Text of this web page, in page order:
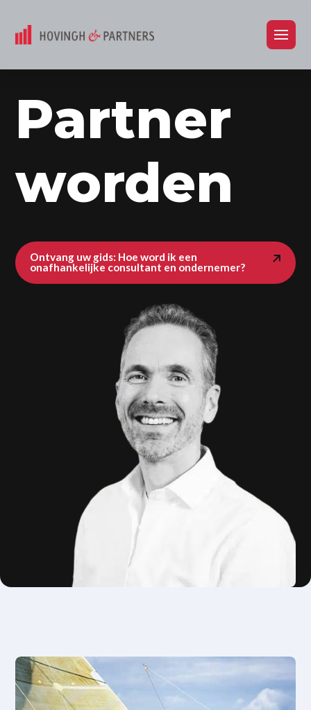
Partner
worden
Ontvang uw gids: Hoe word ik een
onafhankelijke consultant en ondernemer?